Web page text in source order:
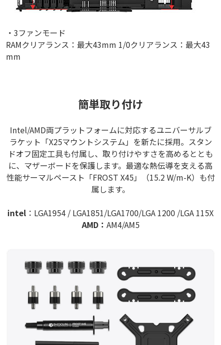
・3ファンモード
RAMクリアランス：最大43mm 1/0クリアランス：最大43
mm
簡単取り付け
Intel/AMD両プラットフォームに対応するユニバーサルブ
ラケット「X25マウントシステム」を新たに採用。スタン
ドオフ固定工具も付属し、取り付けやすさを高めるととも
に、マザーボードを保護します。最適な熱伝導を支える高
性能サーマルペースト「FROST X45」（15.2 W/m-K）も付
属します。
intel ：LGA1954 / LGA1851/LGA1700/LGA 1200 /LGA 115X
AMD： AM4/AM5